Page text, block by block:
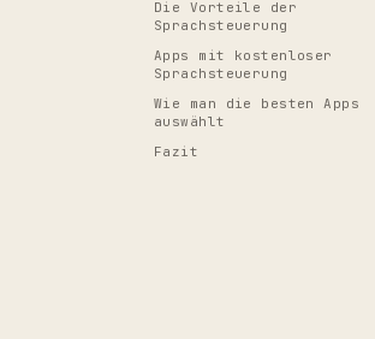
Die Vorteile der
Sprachsteuerung
Apps mit kostenloser
Sprachsteuerung
Wie man die besten Apps
auswählt
Fazit